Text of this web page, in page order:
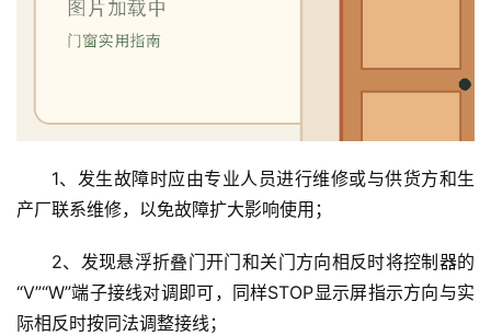
入
1、发生故障时应由专业人员进行维修或与供货方和生
产厂联系维修，以免故障扩大影响使用；
2、发现悬浮折叠门开门和关门方向相反时将控制器的
“V”“W”端子接线对调即可，同样STOP显示屏指示方向与实
际相反时按同法调整接线；